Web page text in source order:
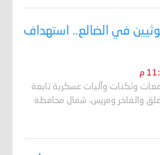
في الضالع.. استهداف
وثكنات وآليات عسكرية تابعة
والفاخر ومريس، شمال محافظة